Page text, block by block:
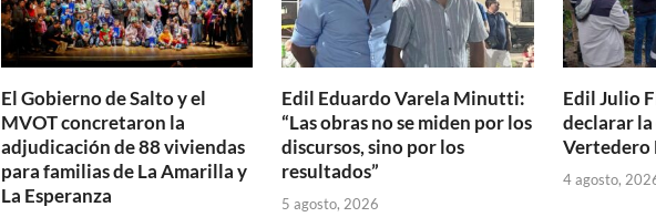
El Gobierno de Salto y el
MVOT concretaron la
adjudicación de 88 viviendas
para familias de La Amarilla y
La Esperanza
Edil Eduardo Varela Minutti:
“Las obras no se miden por los
discursos, sino por los
resultados”
5 agosto, 2026
Edil Julio
declarar
Vertedero
4 agosto,